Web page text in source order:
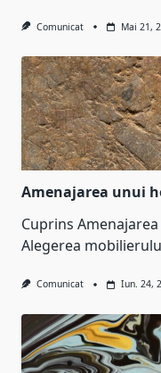
Comunicat Mai 21,
Amenajarea unui
Cuprins
Alegerea
Comunicat Iun. 24,